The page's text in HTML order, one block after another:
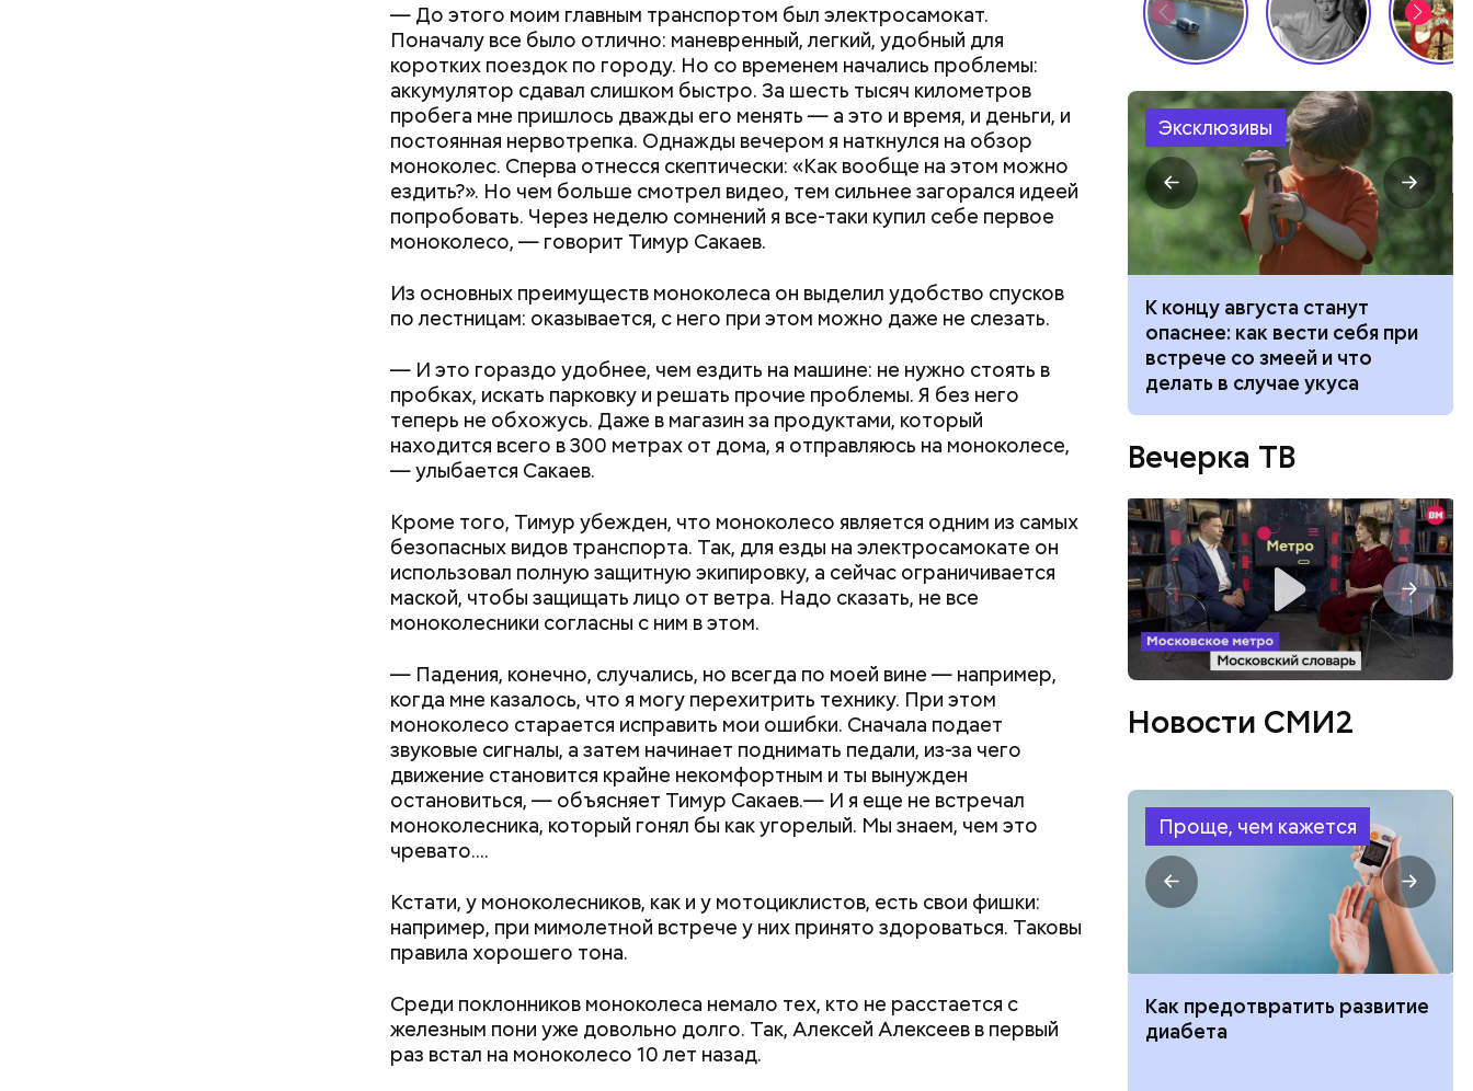
— До этого моим главным транспортом был электросамокат.
Поначалу все было отлично: маневренный, легкий, удобный для
коротких поездок по городу. Но со временем начались проблемы:
аккумулятор сдавал слишком быстро. За шесть тысяч километров
пробега мне пришлось дважды его менять — а это и время, и деньги, и
постоянная нервотрепка. Однажды вечером я наткнулся на обзор
моноколес. Сперва отнесся скептически: «Как вообще на этом можно
ездить?». Но чем больше смотрел видео, тем сильнее загорался идеей
попробовать. Через неделю сомнений я все-таки купил себе первое
моноколесо, — говорит Тимур Сакаев.
Из основных преимуществ моноколеса он выделил удобство спусков
по лестницам: оказывается, с него при этом можно даже не слезать.
— И это гораздо удобнее, чем ездить на машине: не нужно стоять в
пробках, искать парковку и решать прочие проблемы. Я без него
теперь не обхожусь. Даже в магазин за продуктами, который
находится всего в 300 метрах от дома, я отправляюсь на моноколесе,
— улыбается Сакаев.
Кроме того, Тимур убежден, что моноколесо является одним из самых
безопасных видов транспорта. Так, для езды на электросамокате он
использовал полную защитную экипировку, а сейчас ограничивается
маской, чтобы защищать лицо от ветра. Надо сказать, не все
моноколесники согласны с ним в этом.
— Падения, конечно, случались, но всегда по моей вине — например,
когда мне казалось, что я могу перехитрить технику. При этом
моноколесо старается исправить мои ошибки. Сначала подает
звуковые сигналы, а затем начинает поднимать педали, из-за чего
движение становится крайне некомфортным и ты вынужден
остановиться, — объясняет Тимур Сакаев.— И я еще не встречал
моноколесника, который гонял бы как угорелый. Мы знаем, чем это
чревато....
Кстати, у моноколесников, как и у мотоциклистов, есть свои фишки:
например, при мимолетной встрече у них принято здороваться. Таковы
правила хорошего тона.
Среди поклонников моноколеса немало тех, кто не расстается с
железным пони уже довольно долго. Так, Алексей Алексеев в первый
раз встал на моноколесо 10 лет назад.
Эксклюзивы
блокировать переводы при
обнаружении вредоносного
ПО на устройствах клиентов
Разрыв в деньгах: как
обстоят дела с гендерными
стереотипами на рынке
труда в России
В прокат выходит новый
фильм «Чучело»: стоит ли
критики
К концу августа станут
опаснее: как вести себя при
встрече со змеей и что
делать в случае укуса
Вечерка ТВ
Новости СМИ2
Проще, чем кажется
Как поменять батареи дома и
Как получить до 100 тысяч
рублей от государства при
трудной ситуации: кто может
Как узнать, снесут ли дом по
реновации в Москве: где
Как предотвратить развитие
диабета